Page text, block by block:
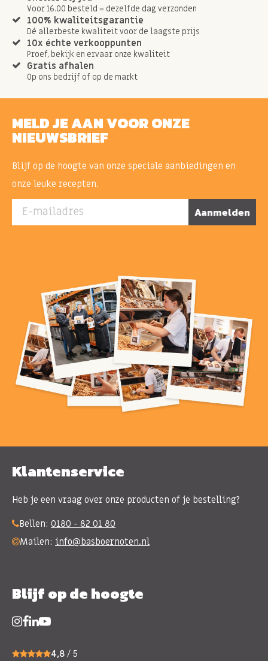
Voor 16.00 besteld = dezelfde dag verzonden
100% kwaliteitsgarantie
Dé allerbeste kwaliteit voor de laagste prijs
10x échte verkooppunten
Proef, bekijk en ervaar onze kwaliteit
Gratis afhalen
Op ons bedrijf of op de markt
MELD JE AAN VOOR ONZE
NIEUWSBRIEF
Blijf op de hoogte van onze speciale aanbiedingen en
onze leuke recepten.
E-mailadres Aanmelden
Klantenservice
Heb je een vraag over onze producten of je bestelling?
Bellen: 0180 - 82 01 80
Mailen: info@basboernoten.nl
Blijf op de hoogte
4,8 / 5